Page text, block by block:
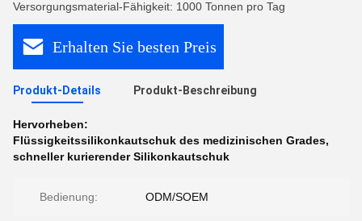
Versorgungsmaterial-Fähigkeit: 1000 Tonnen pro Tag
Erhalten Sie besten Preis
Produkt-Details Produkt-Beschreibung
Hervorheben:
Flüssigkeitssilikonkautschuk des medizinischen Grades,
schneller kurierender Silikonkautschuk
Bedienung: ODM/SOEM